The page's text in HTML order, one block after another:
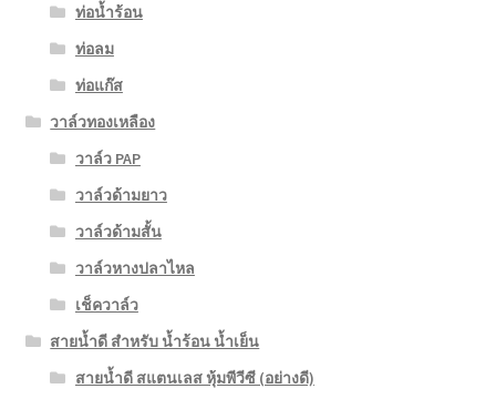
ท่อน้ำร้อน
ท่อลม
ท่อแก๊ส
วาล์วทองเหลือง
วาล์ว PAP
วาล์วด้ามยาว
วาล์วด้ามสั้น
วาล์วหางปลาไหล
เช็ควาล์ว
สายน้ำดี สำหรับ น้ำร้อน น้ำเย็น
สายน้ำดี สแตนเลส หุ้มพีวีซี (อย่างดี)